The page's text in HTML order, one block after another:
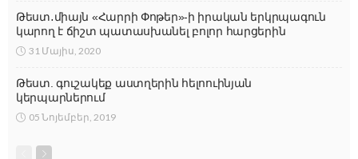
Թեստ․միայն «Հարրի Փոթեր»-ի իրական երկրպագուն
կարող է ճիշտ պատասխանել բոլոր հարցերին
31 Մայիս, 2020
Թեստ. գուշակեք աստղերին հելոուինյան
կերպարներում
05 Նոյեմբեր, 2019